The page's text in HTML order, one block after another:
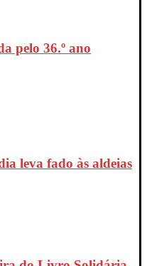
pelo 36.º ano
leva fado às aldeias